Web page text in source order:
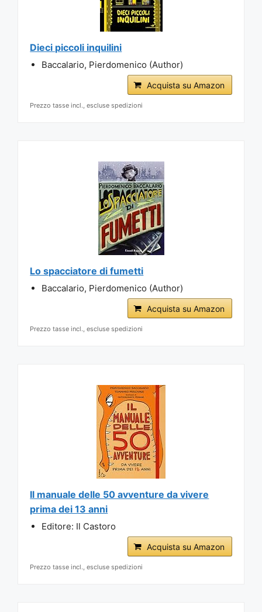
Dieci piccoli inquilini
Baccalario, Pierdomenico (Author)
Acquista su Amazon
Prezzo tasse incl., escluse spedizioni
Lo spacciatore di fumetti
Baccalario, Pierdomenico (Author)
Acquista su Amazon
Prezzo tasse incl., escluse spedizioni
Il manuale delle 50 avventure da vivere
prima dei 13 anni
Editore: Il Castoro
Acquista su Amazon
Prezzo tasse incl., escluse spedizioni